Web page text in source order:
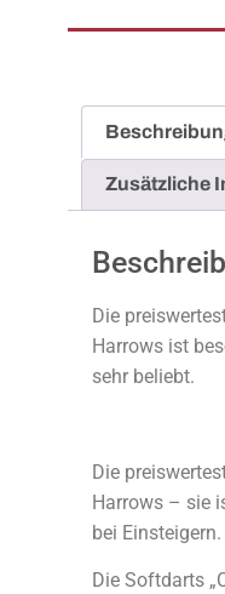
Zusätzliche
Die
Harrows ist
sehr beliebt.
Die
Harrows – sie
bei Einsteigern.
Die Softdarts